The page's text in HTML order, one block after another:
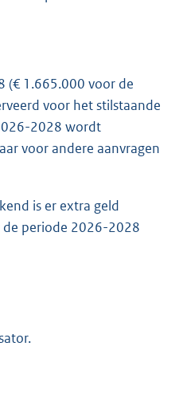
(€ 1.665.000 voor de
voor het stilstaande
2028 wordt
voor andere aanvragen
is er extra geld
de periode 2026-2028